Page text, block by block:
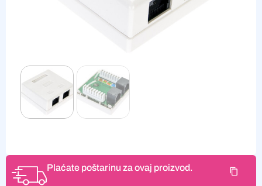
Plaćate poštarinu za ovaj proizvod.